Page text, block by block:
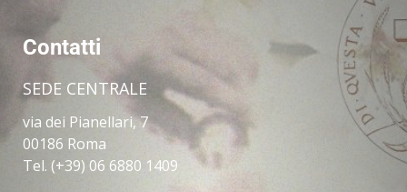
Contatti
SEDE CENTRALE
via dei Pianellari, 7
00186 Roma
Tel. (+39) 06 6880 1409